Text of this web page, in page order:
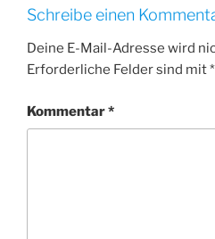
Schreibe einen
Deine E-Mail-Adresse wird
Erforderliche Felder sind mit*
Kommentar*